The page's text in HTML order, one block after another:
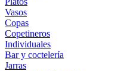
Vasos
Copas
Copetineros
Individuales
Bar y coctelería
Jarras